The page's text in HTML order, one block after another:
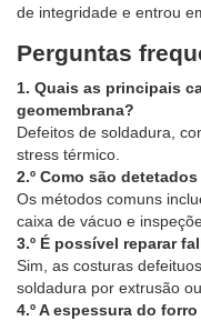
de integridade e entrou
Perguntas
1. Quais as principais
geomembrana?
Defeitos de soldadura,
stress térmico.
2.º Como são
Os métodos comuns
caixa de vácuo e
3.º É possível reparar
Sim, as costuras
soldadura por extrusão
4.º A espessura do